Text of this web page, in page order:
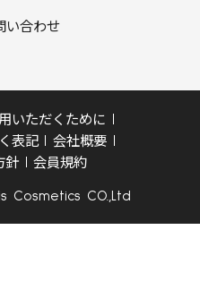
い合わせ
いただくために
表記
会社概要
針
会員規約
Cosmetics CO.,Ltd